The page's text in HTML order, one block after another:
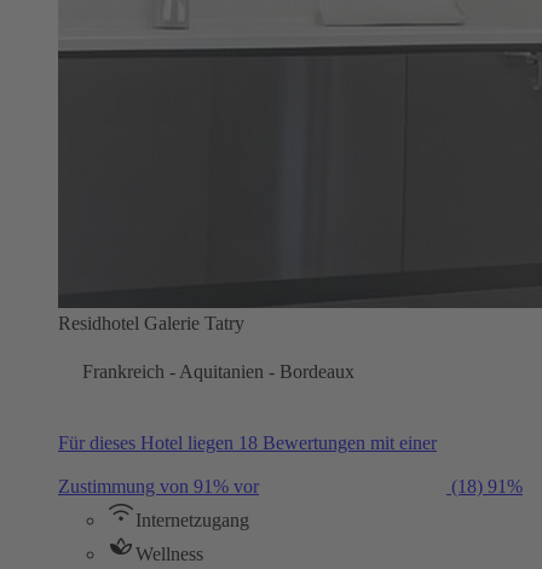
Residhotel Galerie Tatry
Frankreich - Aquitanien - Bordeaux
Für dieses Hotel liegen 18 Bewertungen mit einer
Zustimmung von 91% vor (18) 91%
Internetzugang
Wellness